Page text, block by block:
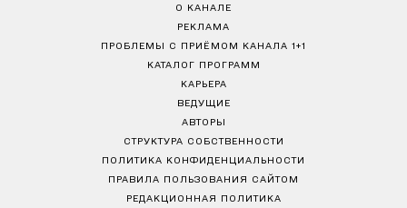
О КАНАЛЕ
РЕКЛАМА
ПРОБЛЕМЫ С ПРИЁМОМ КАНАЛА 1+1
КАТАЛОГ ПРОГРАММ
КАРЬЕРА
ВЕДУЩИЕ
АВТОРЫ
СТРУКТУРА СОБСТВЕННОСТИ
ПОЛИТИКА КОНФИДЕНЦИАЛЬНОСТИ
ПРАВИЛА ПОЛЬЗОВАНИЯ САЙТОМ
РЕДАКЦИОННАЯ ПОЛИТИКА